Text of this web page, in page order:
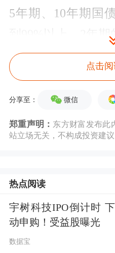
5年期、10年期国
到99%以上，2年
上。三是机构化程
期货机构投资者参
占比达到80%以上
比最高的 期货品
畅。截至2019年3
平均交割率为3.5%
当。
我国国债期货上市
点击
分享至： 微信
郑重声明： 东方财富发布此
站立场无关，不构成投资建
热点阅读
宇树科技IPO倒计时
动申购！受益股曝光
数据宝